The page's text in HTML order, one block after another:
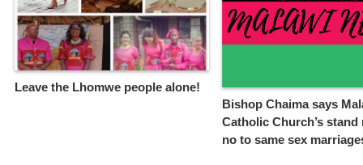
Leave the Lhomwe people alone!
Bishop Chaima says
Catholic Church’s stand
no to same sex